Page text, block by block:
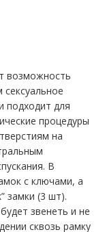
возможность
подходит для
процедуры
на
В
с ключами, а
замки (3 шт).
звенеть и не
сквозь рамку